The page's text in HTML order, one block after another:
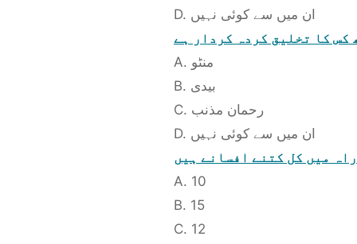
D. ان میں سے کوئی نہیں
کس کا تخلیق کردہ کردار ہے
A. منٹو
B. بیدی
C. رحمان مذنب
D. ان میں سے کوئی نہیں
میں کل کتنے افسانے ہیں
A. 10
B. 15
C. 12